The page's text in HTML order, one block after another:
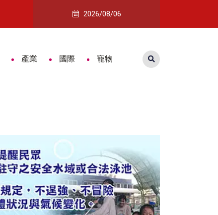
阿里山雲徑賽新增個人全程組 16.8公
2026/08/06
產業 國際 寵物